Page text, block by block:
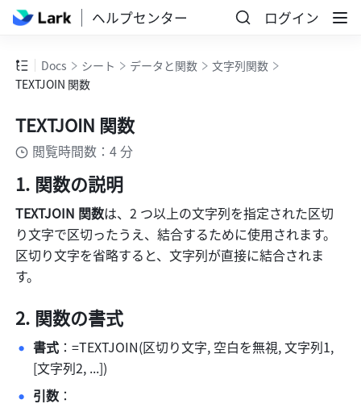
ヘルプセンター ログイン
Docs シート データと関数
文字列関数
TEXTJOIN 関数
TEXTJOIN 関数
閲覧時間数：4 分
関数の説明
TEXTJOIN 関数は、2 つ以上の文字列を指定された区切
り文字で区切ったうえ、結合するために使用されます。
区切り文字を省略すると、文字列が直接に結合されま
す。
関数の書式
書式 ：=TEXTJOIN(区切り文字, 空白を無視, 文字列1,
[文字列2, ...])
引数 ：